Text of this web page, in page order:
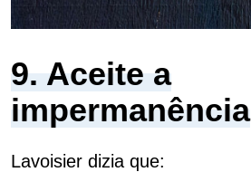
9. Aceite a
impermanência
Lavoisier dizia que: